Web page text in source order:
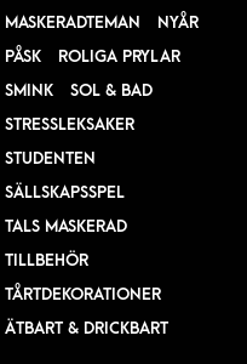
MASKERADTEMAN
NYÅR
PÅSK
ROLIGA PRYLAR
SMINK
SOL & BAD
STRESSLEKSAKER
STUDENTEN
SÄLLSKAPSSPEL
TALS MASKERAD
TILLBEHÖR
TÅRTDEKORATIONER
ÄTBART & DRICKBART